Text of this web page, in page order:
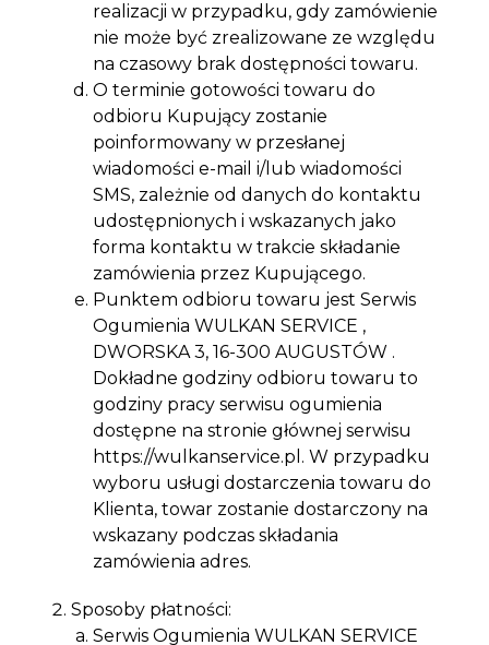
realizacji w przypadku, gdy zamówienie
nie może być zrealizowane ze względu
na czasowy brak dostępności towaru.
O terminie gotowości towaru do
odbioru Kupujący zostanie
poinformowany w przesłanej
wiadomości e-mail i/lub wiadomości
SMS, zależnie od danych do kontaktu
udostępnionych i wskazanych jako
forma kontaktu w trakcie składanie
zamówienia przez Kupującego.
Punktem odbioru towaru jest Serwis
Ogumienia WULKAN SERVICE ,
DWORSKA 3, 16-300 AUGUSTÓW .
Dokładne godziny odbioru towaru to
godziny pracy serwisu ogumienia
dostępne na stronie głównej serwisu
https://wulkanservice.pl. W przypadku
wyboru usługi dostarczenia towaru do
Klienta, towar zostanie dostarczony na
wskazany podczas składania
zamówienia adres.
Sposoby płatności:
Serwis Ogumienia WULKAN SERVICE